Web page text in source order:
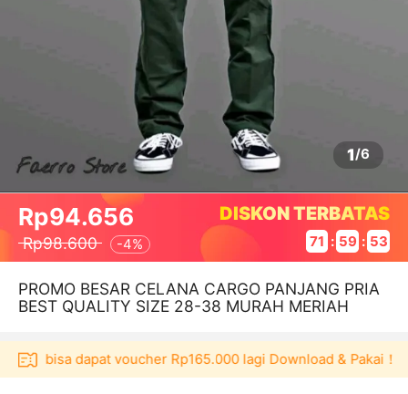
1/6
Rp94.656
Rp98.600 -4%
DISKON TERBATAS
71 : 59 : 52
PROMO BESAR CELANA CARGO PANJANG PRIA
BEST QUALITY SIZE 28-38 MURAH MERIAH
bisa dapat voucher Rp165.000 lagi Download & Pakai！